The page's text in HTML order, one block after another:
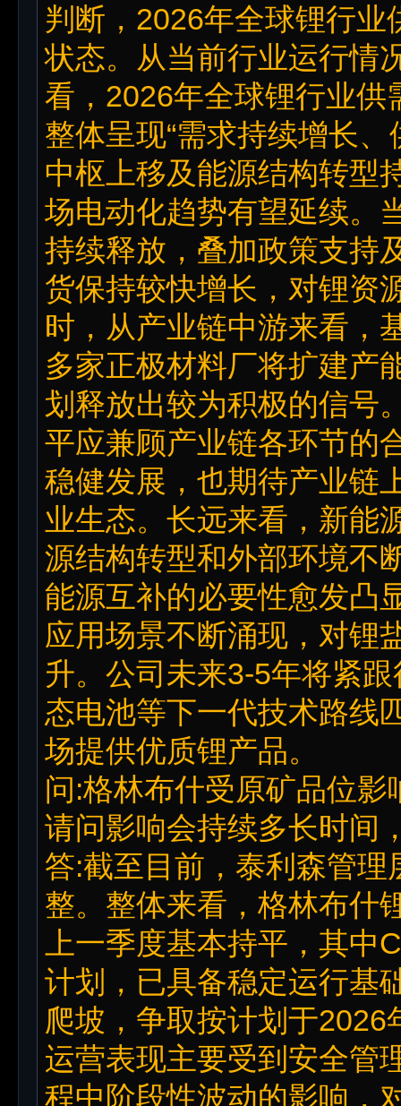
判断，2026年全球锂行
状态。从当前行业运行情
看，2026年全球锂行业供
整体呈现“需求持续增长
中枢上移及能源结构转型
场电动化趋势有望延续。
持续释放，叠加政策支持
货保持较快增长，对锂资
时，从产业链中游来看，
多家正极材料厂将扩建产
划释放出较为积极的信号
平应兼顾产业链各环节的
稳健发展，也期待产业链
业生态。长远来看，新能
源结构转型和外部环境不
能源互补的必要性愈发凸
应用场景不断涌现，对锂
升。公司未来3-5年将紧
态电池等下一代技术路线
场提供优质锂产品。
问:格林布什受原矿品位
请问影响会持续多长时间
答:截至目前，泰利森管
整。整体来看，格林布什
上一季度基本持平，其
计划，已具备稳定运行基
爬坡，争取按计划于
运营表现主要受到安全管
程中阶段性波动的影响，